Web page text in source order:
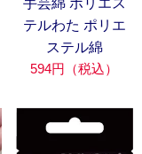
テルわた ポリエ
ステル綿
594円（税込）